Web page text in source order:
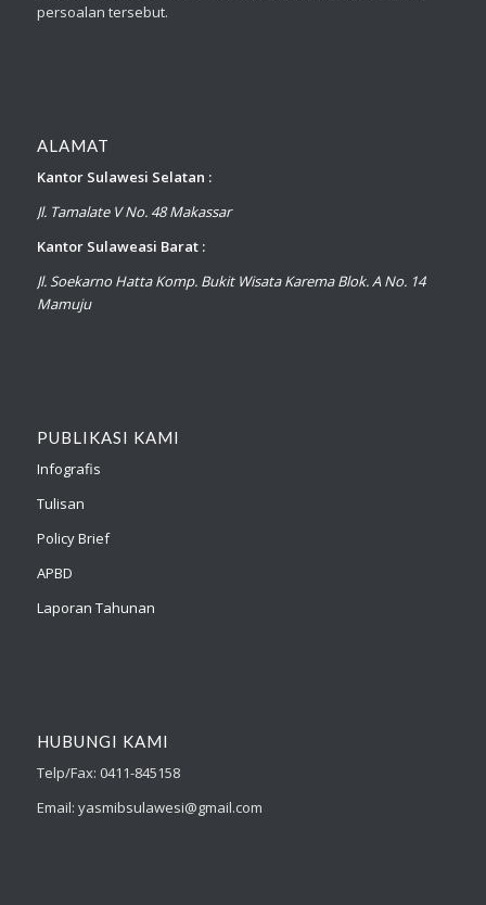
persoalan tersebut.
ALAMAT
Kantor Sulawesi Selatan :
Jl. Tamalate V No. 48 Makassar
Kantor Sulaweasi Barat :
Jl. Soekarno Hatta Komp. Bukit Wisata Karema Blok. A No. 14
Mamuju
PUBLIKASI KAMI
Infografis
Tulisan
Policy Brief
APBD
Laporan Tahunan
HUBUNGI KAMI
Telp/Fax: 0411-845158
Email: yasmibsulawesi@gmail.com